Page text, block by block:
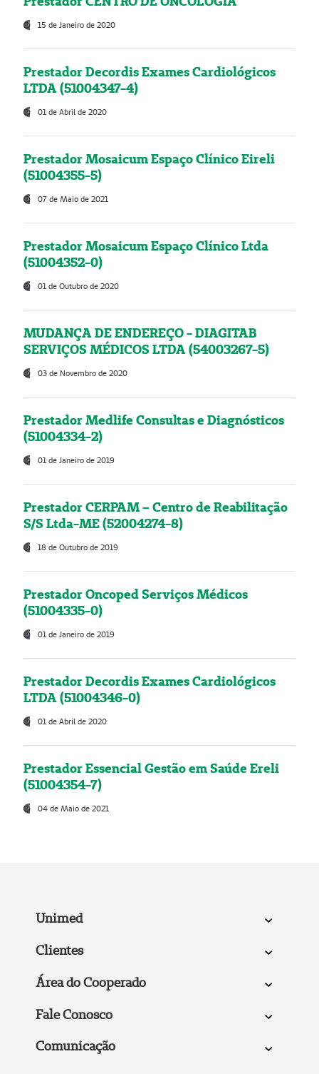
15 de Janeiro de 2020
Prestador Decordis Exames Cardiológicos
LTDA (51004347-4)
01 de Abril de 2020
Prestador Mosaicum Espaço Clínico Eireli
(51004355-5)
07 de Maio de 2021
Prestador Mosaicum Espaço Clínico Ltda
(51004352-0)
01 de Outubro de 2020
MUDANÇA DE ENDEREÇO - DIAGITAB
SERVIÇOS MÉDICOS LTDA (54003267-5)
03 de Novembro de 2020
Prestador Medlife Consultas e Diagnósticos
(51004334-2)
01 de Janeiro de 2019
Prestador CERPAM – Centro de Reabilitação
S/S Ltda-ME (52004274-8)
18 de Outubro de 2019
Prestador Oncoped Serviços Médicos
(51004335-0)
01 de Janeiro de 2019
Prestador Decordis Exames Cardiológicos
LTDA (51004346-0)
01 de Abril de 2020
Prestador Essencial Gestão em Saúde Ereli
(51004354-7)
04 de Maio de 2021
Unimed
Clientes
Área do Cooperado
Fale Conosco
Comunicação